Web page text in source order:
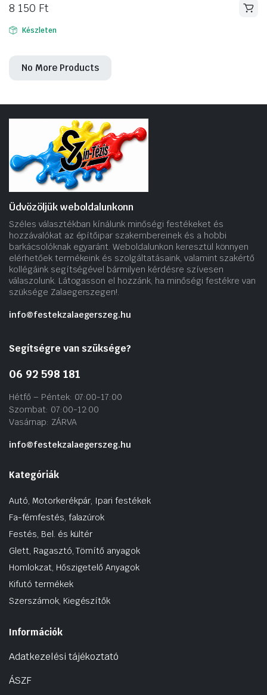
8 150 Ft
Készleten
No More Products
Üdvözöljük weboldalunkonn
Széles választékban kínálunk minőségi festékeket és
hozzávalókat az építőipar szakembereinek és a hobbi
barkácsolóknak egyaránt. Weboldalunkon keresztül könnyen
elérhetőek termékeink és szolgáltatásaink, valamint szakértő
kollégáink segítségével bármilyen kérdésre szívesen
válaszolunk. Látogasson el hozzánk, ha minőségi festékre van
szüksége Zalaegerszegen!.
info@festekzalaegerszeg.hu
Segítségre van szüksége?
06 92 598 181
Hétfő – Péntek: 07:00-17:00
Szombat: 07:00-12:00
Vasárnap: ZÁRVA
info@festekzalaegerszeg.hu
Kategóriák
Autó, Motorkerékpár, Ipari festékek
Fa-fémfestés, falazúrok
Festés, Bel. és kültér
Glett, Ragasztó, Tömítő anyagok
Homlokzat, Hőszigetelő Anyagok
Kifutó termékek
Szerszámok, Kiegészítők
Információk
Adatkezelési tájékoztató
ÁSZF